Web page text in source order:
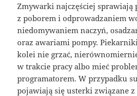
Zmywarki najczęściej sprawiają
z poborem i odprowadzaniem
niedomywaniem naczyń,
oraz awariami pompy.
kolei nie grzać,
w trakcie pracy albo mieć
programatorem. W przypadku
pojawiają się usterki związane